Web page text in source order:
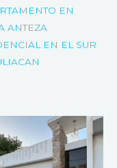
EN
ANTEZA
EN EL SUR